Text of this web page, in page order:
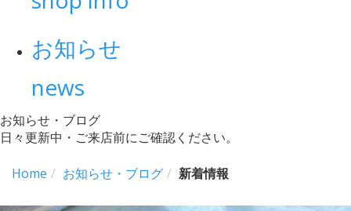
お知らせ
news
お知らせ・ブログ
日々更新中・ご来店前にご確認ください。
Home お知らせ・ブログ 新着情報